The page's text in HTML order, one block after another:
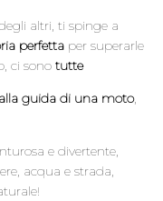
altri, ti spinge a
perfetta per superarle
ci sono tutte
guida di una moto,
e divertente,
acqua e strada,